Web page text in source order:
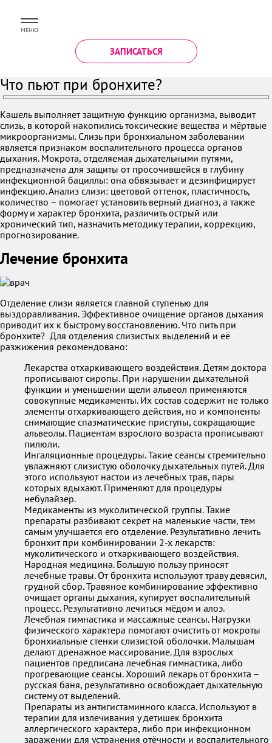
МЕНЮ
ЗАПИСАТЬСЯ
Что пьют при бронхите?
Кашель выполняет защитную функцию организма, выводит
слизь, в которой накопились токсические вещества и мёртвые
микроорганизмы. Слизь при бронхиальном заболевании
является признаком воспалительного процесса органов
дыхания. Мокрота, отделяемая дыхательными путями,
предназначена для защиты от просочившейся в глубину
инфекционной бациллы: она обвязывает и дезинфицирует
инфекцию. Анализ слизи: цветовой оттенок, пластичность,
количество – помогает установить верный диагноз, а также
форму и характер бронхита, различить острый или
хронический тип, назначить методику терапии, коррекцию,
прогнозирование.
Лечение бронхита
Отделение слизи является главной ступенью для
выздоравливания. Эффективное очищение органов дыхания
приводит их к быстрому восстановлению. Что пить при
бронхите? Для отделения слизистых выделений и её
разжижения рекомендовано:
Лекарства отхаркивающего воздействия. Детям доктора
прописывают сиропы. При нарушении дыхательной
функции и уменьшении щели альвеол применяются
совокупные медикаменты. Их состав содержит не только
элементы отхаркивающего действия, но и компоненты
снимающие спазматические приступы, сокращающие
альвеолы. Пациентам взрослого возраста прописывают
пилюли.
Ингаляционные процедуры. Такие сеансы стремительно
увлажняют слизистую оболочку дыхательных путей. Для
этого используют настои из лечебных трав, пары
которых вдыхают. Применяют для процедуры
небулайзер.
Медикаменты из муколитической группы. Такие
препараты разбивают секрет на маленькие части, тем
самым улучшается его отделение. Результативно лечить
бронхит при комбинировании 2-х лекарств:
муколитического и отхаркивающего воздействия.
Народная медицина. Большую пользу приносят
лечебные травы. От бронхита используют траву девясил,
грудной сбор. Травяное комбинирование эффективно
очищает органы дыхания, купирует воспалительный
процесс. Результативно лечиться мёдом и алоэ.
Лечебная гимнастика и массажные сеансы. Нагрузки
физического характера помогают очистить от мокроты
бронхиальные стенки слизистой оболочки. Малышам
делают дренажное массирование. Для взрослых
пациентов предписана лечебная гимнастика, либо
прогревающие сеансы. Хороший лекарь от бронхита –
русская баня, результативно освобождает дыхательную
систему от выделений.
Препараты из антигистаминного класса. Используют в
терапии для излечивания у детишек бронхита
аллергического характера, либо при инфекционном
заражении для устранения отёчности и воспалительного